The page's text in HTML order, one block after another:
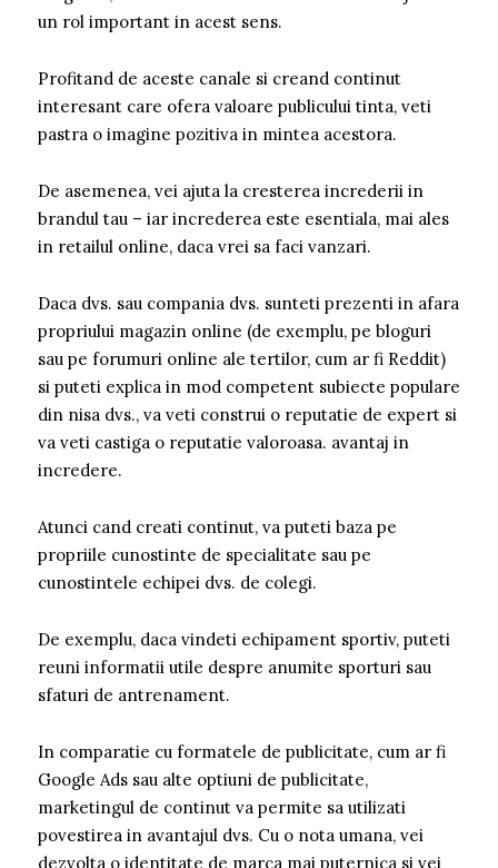
un rol important in acest sens.
Profitand de aceste canale si creand continut
interesant care ofera valoare publicului tinta, veti
pastra o imagine pozitiva in mintea acestora.
De asemenea, vei ajuta la cresterea increderii in
brandul tau – iar increderea este esentiala, mai ales
in retailul online, daca vrei sa faci vanzari.
Daca dvs. sau compania dvs. sunteti prezenti in afara
propriului magazin online (de exemplu, pe bloguri
sau pe forumuri online ale tertilor, cum ar fi Reddit)
si puteti explica in mod competent subiecte populare
din nisa dvs., va veti construi o reputatie de expert si
va veti castiga o reputatie valoroasa. avantaj in
incredere.
Atunci cand creati continut, va puteti baza pe
propriile cunostinte de specialitate sau pe
cunostintele echipei dvs. de colegi.
De exemplu, daca vindeti echipament sportiv, puteti
reuni informatii utile despre anumite sporturi sau
sfaturi de antrenament.
In comparatie cu formatele de publicitate, cum ar fi
Google Ads sau alte optiuni de publicitate,
marketingul de continut va permite sa utilizati
povestirea in avantajul dvs. Cu o nota umana, vei
dezvolta o identitate de marca mai puternica si vei